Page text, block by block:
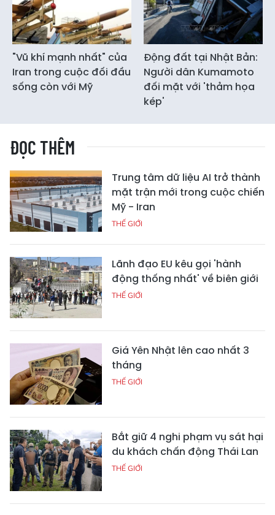
"Vũ khí mạnh nhất" của
Iran trong cuộc đối đầu
sống còn với Mỹ
Động đất tại Nhật Bản:
Người dân Kumamoto
đối mặt với 'thảm họa
kép'
ĐỌC THÊM
Trung tâm dữ liệu AI trở thành
mặt trận mới trong cuộc chiến
Mỹ - Iran
THẾ GIỚI
Lãnh đạo EU kêu gọi 'hành
động thống nhất' về biên giới
THẾ GIỚI
Giá Yên Nhật lên cao nhất 3
tháng
THẾ GIỚI
Bắt giữ 4 nghi phạm vụ sát hại
du khách chấn động Thái Lan
THẾ GIỚI